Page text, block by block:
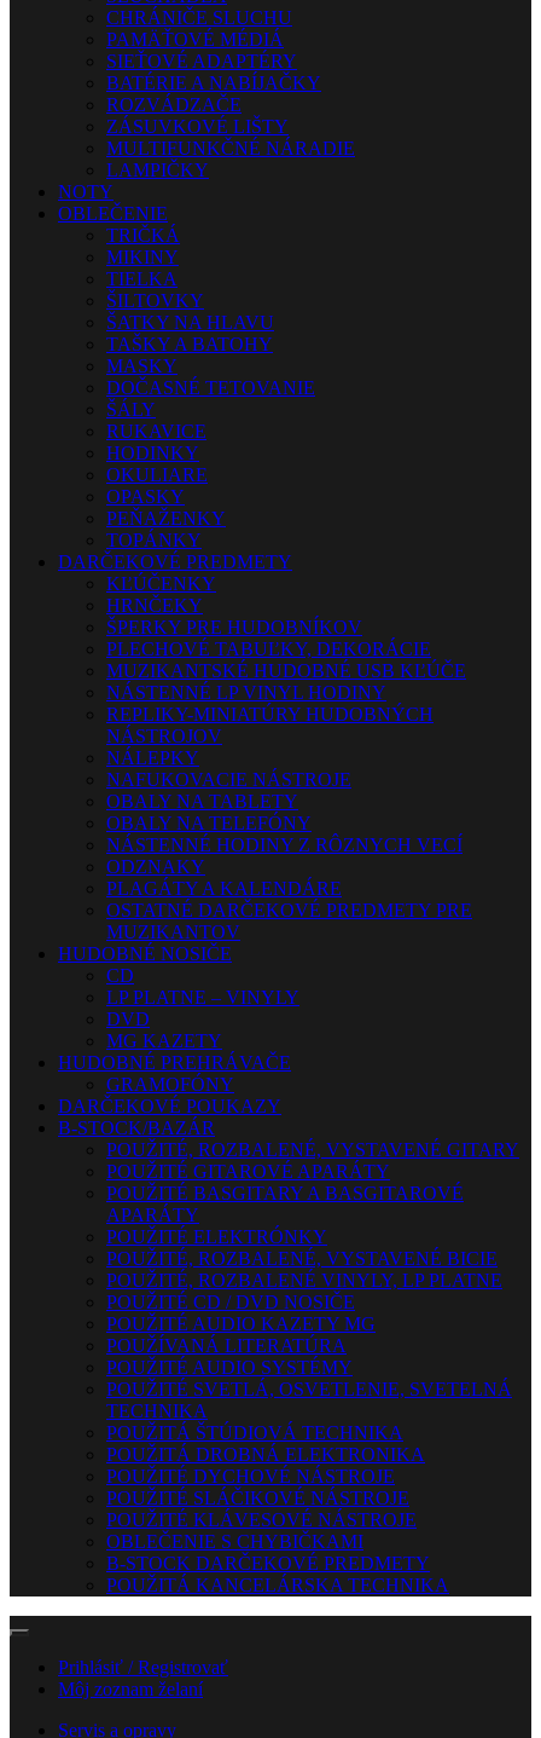
CHRÁNIČE SLUCHU
PAMÄŤOVÉ MÉDIÁ
SIEŤOVÉ ADAPTÉRY
BATÉRIE A NABÍJAČKY
ROZVÁDZAČE
ZÁSUVKOVÉ LIŠTY
MULTIFUNKČNÉ NÁRADIE
LAMPIČKY
NOTY
OBLEČENIE
TRIČKÁ
MIKINY
TIELKA
ŠILTOVKY
ŠATKY NA HLAVU
TAŠKY A BATOHY
MASKY
DOČASNÉ TETOVANIE
ŠÁLY
RUKAVICE
HODINKY
OKULIARE
OPASKY
PEŇAŽENKY
TOPÁNKY
DARČEKOVÉ PREDMETY
KĽÚČENKY
HRNČEKY
ŠPERKY PRE HUDOBNÍKOV
PLECHOVÉ TABUĽKY, DEKORÁCIE
MUZIKANTSKÉ HUDOBNÉ USB KĽÚČE
NÁSTENNÉ LP VINYL HODINY
REPLIKY-MINIATÚRY HUDOBNÝCH
NÁSTROJOV
NÁLEPKY
NAFUKOVACIE NÁSTROJE
OBALY NA TABLETY
OBALY NA TELEFÓNY
NÁSTENNÉ HODINY Z RÔZNYCH VECÍ
ODZNAKY
PLAGÁTY A KALENDÁRE
OSTATNÉ DARČEKOVÉ PREDMETY PRE
MUZIKANTOV
HUDOBNÉ NOSIČE
CD
LP PLATNE – VINYLY
DVD
MG KAZETY
HUDOBNÉ PREHRÁVAČE
GRAMOFÓNY
DARČEKOVÉ POUKAZY
B-STOCK/BAZÁR
POUŽITÉ, ROZBALENÉ, VYSTAVENÉ GITARY
POUŽITÉ GITAROVÉ APARÁTY
POUŽITÉ BASGITARY A BASGITAROVÉ
APARÁTY
POUŽITÉ ELEKTRÓNKY
POUŽITÉ, ROZBALENÉ, VYSTAVENÉ BICIE
POUŽITÉ, ROZBALENÉ VINYLY, LP PLATNE
POUŽITÉ CD / DVD NOSIČE
POUŽITÉ AUDIO KAZETY MG
POUŽÍVANÁ LITERATÚRA
POUŽITÉ AUDIO SYSTÉMY
POUŽITÉ SVETLÁ, OSVETLENIE, SVETELNÁ
TECHNIKA
POUŽITÁ ŠTÚDIOVÁ TECHNIKA
POUŽITÁ DROBNÁ ELEKTRONIKA
POUŽITÉ DYCHOVÉ NÁSTROJE
POUŽITÉ SLÁČIKOVÉ NÁSTROJE
POUŽITÉ KLÁVESOVÉ NÁSTROJE
OBLEČENIE S CHYBIČKAMI
B-STOCK DARČEKOVÉ PREDMETY
POUŽITÁ KANCELÁRSKA TECHNIKA
Prihlásiť / Registrovať
Môj zoznam želaní
Servis a opravy